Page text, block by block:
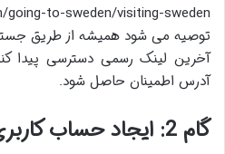
توصیه می شود همیشه از طریق
آخرین لینک رسمی دسترسی پیدا
آدرس اطمینان حاصل شود.
گام 2: ایجاد حساب کاربری جدید